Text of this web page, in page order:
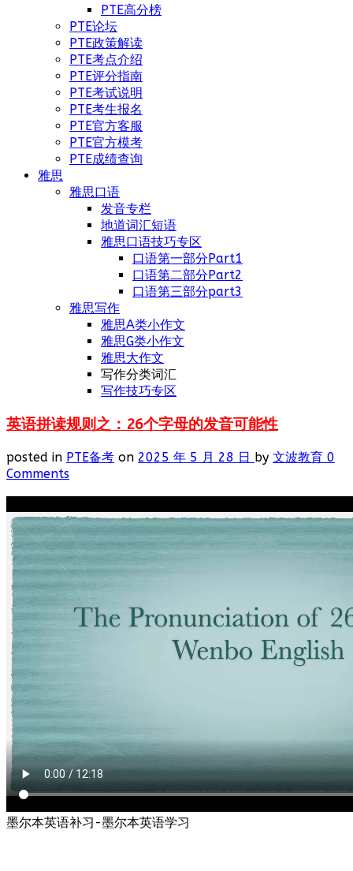
PTE高分榜
PTE论坛
PTE政策解读
PTE考点介绍
PTE评分指南
PTE考试说明
PTE考生报名
PTE官方客服
PTE官方模考
PTE成绩查询
雅思
雅思口语
发音专栏
地道词汇短语
雅思口语技巧专区
口语第一部分Part1
口语第二部分Part2
口语第三部分part3
雅思写作
雅思A类小作文
雅思G类小作文
雅思大作文
写作分类词汇
写作技巧专区
英语拼读规则之：26个字母的发音可能性
posted in PTE备考 on 2025 年 5 月 28 日 by 文波教育 0
Comments
墨尔本英语补习-墨尔本英语学习